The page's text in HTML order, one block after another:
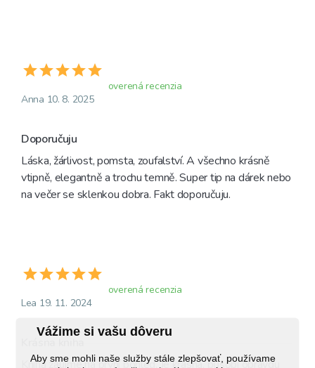
Vážime si vašu dôveru
Aby sme mohli naše služby stále zlepšovať, používame
overená recenzia
Anna 10. 8. 2025
Doporučuju
Láska, žárlivost, pomsta, zoufalství. A všechno krásně
vtipně, elegantně a trochu temně. Super tip na dárek nebo
na večer se sklenkou dobra. Fakt doporučuju.
overená recenzia
Lea 19. 11. 2024
Kniha zaujme na první pohled. Je krásná, působí opravdu